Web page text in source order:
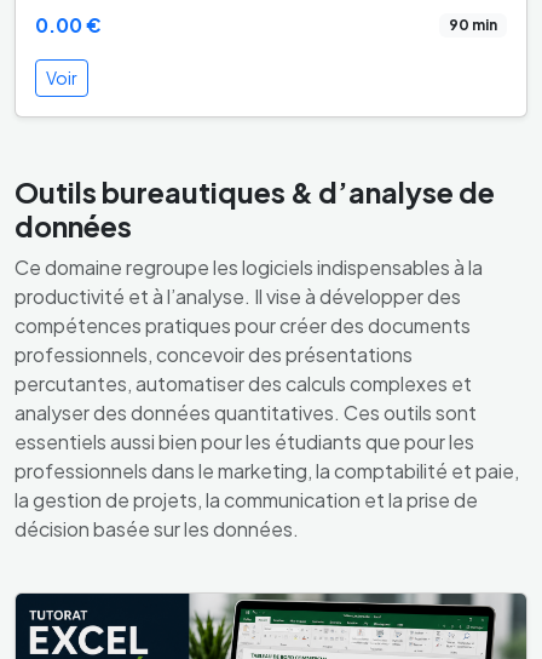
0.00 € 90 min
Voir
Outils bureautiques & d’analyse de
données
Ce domaine regroupe les logiciels indispensables à la
productivité et à l’analyse. Il vise à développer des
compétences pratiques pour créer des documents
professionnels, concevoir des présentations
percutantes, automatiser des calculs complexes et
analyser des données quantitatives. Ces outils sont
essentiels aussi bien pour les étudiants que pour les
professionnels dans le marketing, la comptabilité et paie,
la gestion de projets, la communication et la prise de
décision basée sur les données.